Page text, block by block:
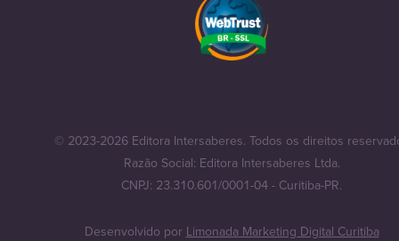
© 2023-2026 Editora Intersaberes. Todos os direitos
Razão Social: Editora Intersaberes Ltda.
CNPJ: 23.310.601/0001-04 - Curitiba-PR.
Desenvolvido por Limonada Marketing Digital Curitiba